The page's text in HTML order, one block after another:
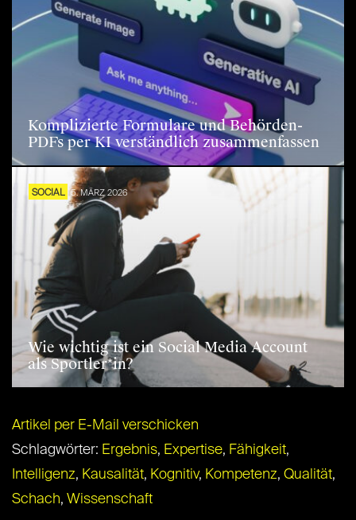
Komplizierte Formulare und Behörden-
PDFs per KI verständlich zusammenfassen
SOCIAL 5. MÄRZ 2026
Wie wichtig ist ein Social Media Account
als Sportler*in?
Artikel per E-Mail verschicken
Schlagwörter: Ergebnis, Expertise, Fähigkeit,
Intelligenz, Kausalität, Kognitiv, Kompetenz, Qualität,
Schach, Wissenschaft